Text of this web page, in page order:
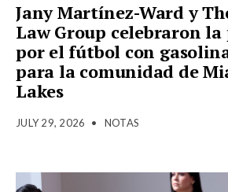
Jany Martínez-Ward y
Law Group celebraron la
por el fútbol con
para la comunidad de
Lakes
JULY 29, 2026 • NOTAS